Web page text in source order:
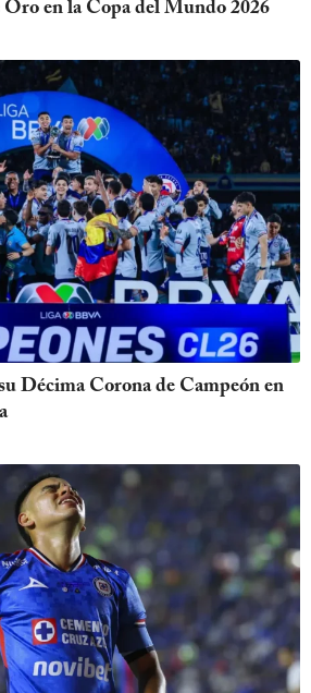
en la Copa del Mundo 2026
Décima Corona de Campeón en